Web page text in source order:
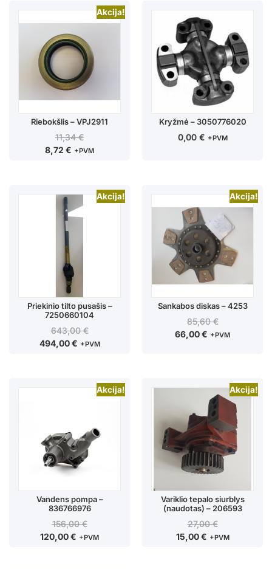
Akcija!
Riebokšlis – VPJ2911
11,34€
8,72 € +PVM
Kryžmė – 3050776020
0,00 € +PVM
Akcija!
Priekinio tilto pusašis –
7250660104
643,00€
494,00€ +PVM
Akcija!
Sankabos diskas – 4253
85,60€
66,00€ +PVM
Akcija!
Vandens pompa –
836766976
156,00€
120,00€ +PVM
Akcija!
Variklio tepalo siurblys
(naudotas) – 206593
27,00€
15,00€ +PVM